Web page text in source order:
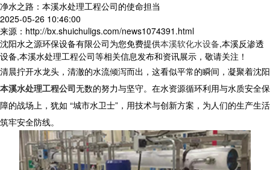
净水之路：本溪水处理工程公司的使命担当
2025-05-26 10:46:00
来源：http://bx.shuichuligs.com/news1074391.html
沈阳水之源环保设备有限公司为您免费提供本溪软化水设备,本溪反渗透
设备,本溪水处理工程公司等相关信息发布和资讯展示，敬请关注！
清晨拧开水龙头，清澈的水流倾泻而出，这看似平常的瞬间，凝聚着沈阳
本溪水处理工程公司无数的努力与坚守。在水资源循环利用与水质安全保
障的战场上，犹如 “城市水卫士”，用技术与创新方案，为人们的生产生活
筑牢安全防线。​